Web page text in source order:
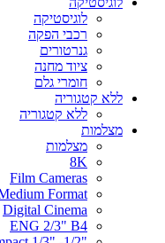
לוגיסטיקה
רכבי הפקה
גנרטורים
ציוד מחנה
חומרי גלם
ללא קטגוריה
ללא קטגוריה
מצלמות
מצלמות
8K
Film Cameras
Format
Digital Cinema
ENG 2/3" B4